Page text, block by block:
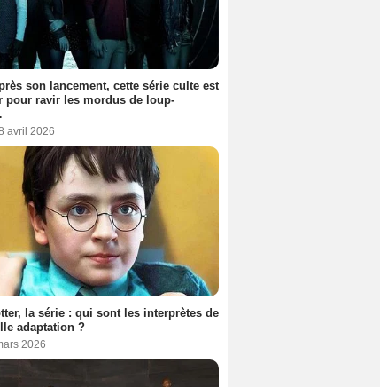
son lancement, cette série culte est
pour ravir les mordus de loup-
avril 2026
la série : qui sont les interprètes de
adaptation ?
2026